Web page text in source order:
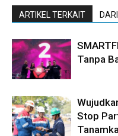
ARTIKEL TERKAIT
Tanpa
Stop